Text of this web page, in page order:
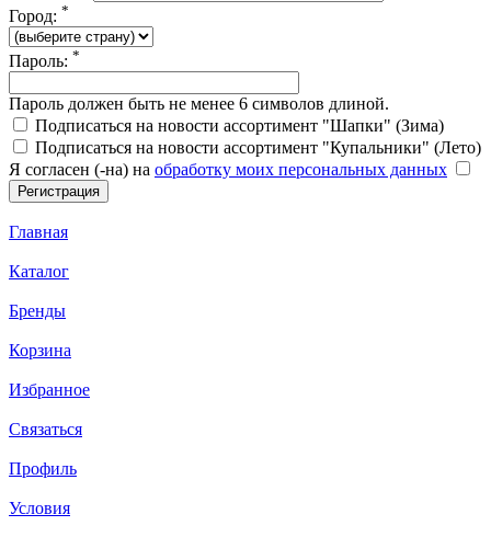
Город: *
Пароль: *
Пароль должен быть не менее 6 символов длиной.
Подписаться на новости ассортимент "Шапки" (Зима)
Подписаться на новости ассортимент "Купальники" (Лето)
Я согласен (-на) на обработку моих персональных данных
Главная
Каталог
Бренды
Корзина
Избранное
Связаться
Профиль
Условия